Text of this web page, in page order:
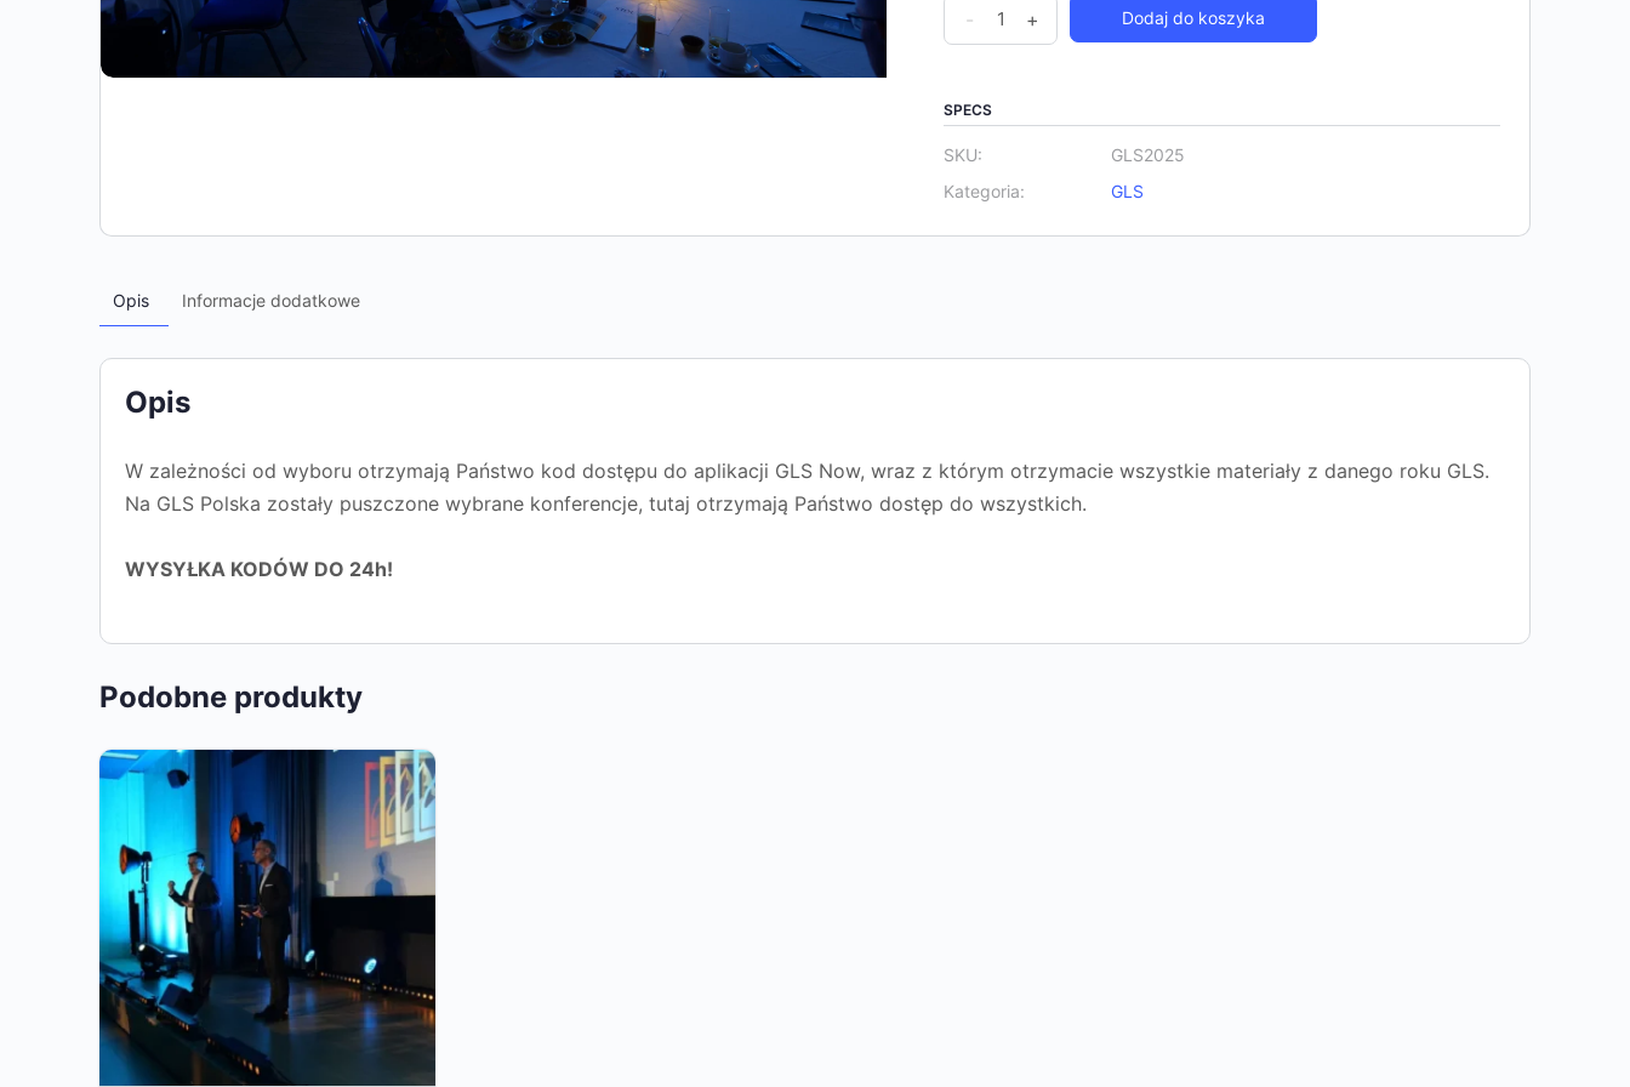
Global
Leadership
Polska
do
wszystkich
- + Dodaj do koszyka
SPECS
SKU:
GLS2025
Kategoria:
GLS
Opis Informacje dodatkowe
Opis
W zależności od wyboru otrzymają Państwo kod dostępu do aplikacji GLS Now, wraz z którym otrzymacie wszystkie materiały z danego roku GLS.
Na GLS Polska zostały puszczone wybrane konferencje, tutaj otrzymają Państwo dostęp do wszystkich.
WYSYŁKA KODÓW DO 24h!
Podobne produkty
Ten
produkt
wiele
wariantów.
Opcje
można
wybrać
na
stronie